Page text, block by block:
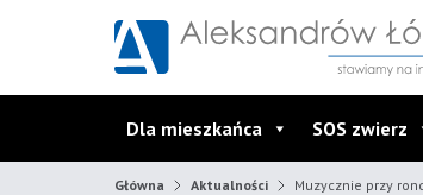
Dla mieszkańca SOS zwierz
Główna Aktualności Muzycznie przy